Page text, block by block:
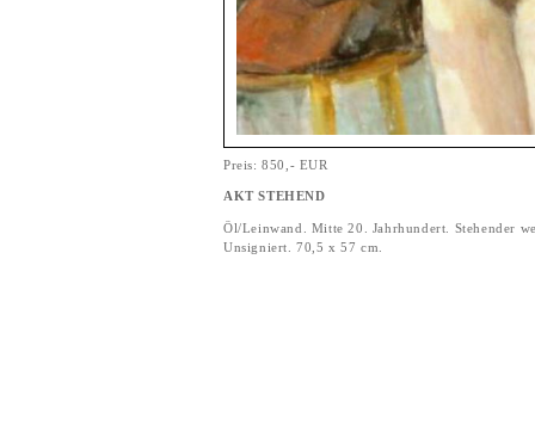
Preis: 850,- EUR
AKT STEHEND
Öl/Leinwand. Mitte 20. Jahrhundert. Stehender
Unsigniert. 70,5 x 57 cm.